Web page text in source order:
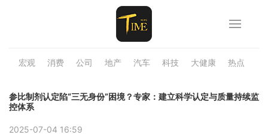
宏观 消费 公司 地产 汽车 科技 大健康 热点
参比制剂认定陷“三无身份”困境？专家：建立科学认定与质量持续监
控体系
2025-07-04 16:59